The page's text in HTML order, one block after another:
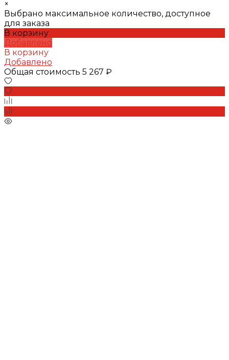
×
Выбрано максимальное количество, доступное
для заказа
В корзину
Добавлено
В корзину
Добавлено
Общая стоимость 5 267 ₽